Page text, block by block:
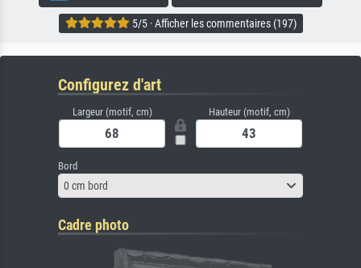
5/5 · Afficher les commentaires (197)
Configurez d'art
Largeur (motif, cm) Hauteur (motif, cm)
Bord
0 cm bord
Cadre photo